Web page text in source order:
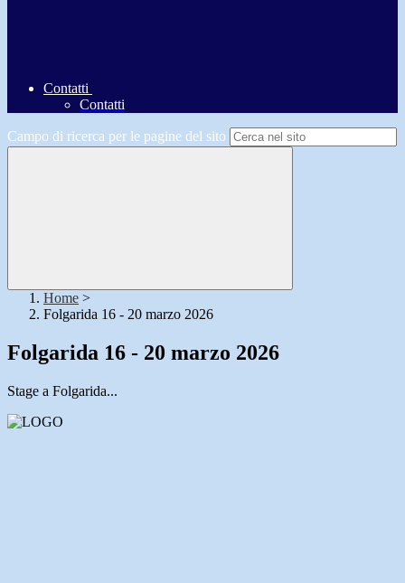
Contatti
Contatti
Campo di ricerca per le pagine del sito
Home >
Folgarida 16 - 20 marzo 2026
Folgarida 16 - 20 marzo 2026
Stage a Folgarida...